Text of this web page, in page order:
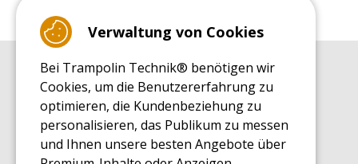
EINKAUFSRATGEBER
Einkaufsratgeber
MONTAGE RATGEBER
Montagehinweise für ein Freizeit Trampolin
PFLEGERATGEBER
Verwaltung von Cookies
Bei Trampolin Technik® benötigen wir
Cookies, um die Benutzererfahrung zu
optimieren, die Kundenbeziehung zu
personalisieren, das Publikum zu messen
und Ihnen unsere besten Angebote über